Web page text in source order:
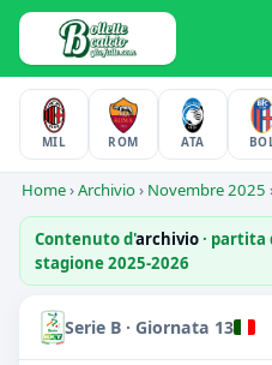
MIL ROM ATA
Home›Archivio› Novembre 2025
Contenuto d'archivio· partita
stagione 2025-2026
Serie B · Giornata 13